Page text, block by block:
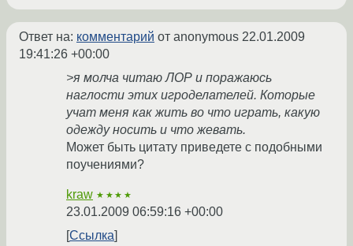
Ответ на: комментарий от anonymous 22.01.2009
19:41:26 +00:00
>я молча читаю ЛОР и поражаюсь
наглости этих игроделателей. Которые
учат меня как жить во что играть, какую
одежду носить и что жевать.
Может быть цитату приведете с подобными
поучениями?
kraw ★★★★
23.01.2009 06:59:16 +00:00
Ссылка